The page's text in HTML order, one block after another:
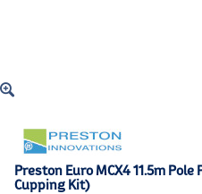
Preston Euro MCX4 11.5m
Cupping Kit)